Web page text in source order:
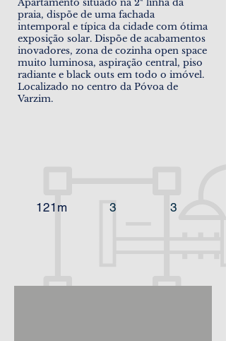
Apartamento situado na 2ª linha da
praia, dispõe de uma fachada
intemporal e típica da cidade com ótima
exposição solar. Dispõe de acabamentos
inovadores, zona de cozinha open space
muito luminosa, aspiração central, piso
radiante e black outs em todo o imóvel.
Localizado no centro da Póvoa de
Varzim.
121m 3 3